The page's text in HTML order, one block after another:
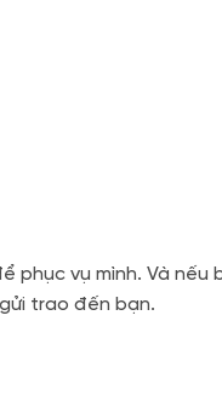
vụ mình. Và nếu
trao đến bạn.